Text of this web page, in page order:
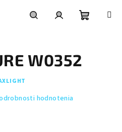
W0352
hodnotenia